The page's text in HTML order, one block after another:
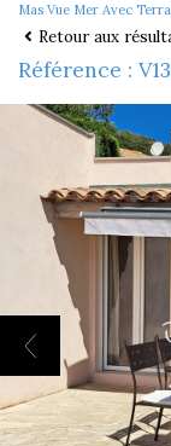
Mas Vue Mer Avec
Retour aux
Référence :